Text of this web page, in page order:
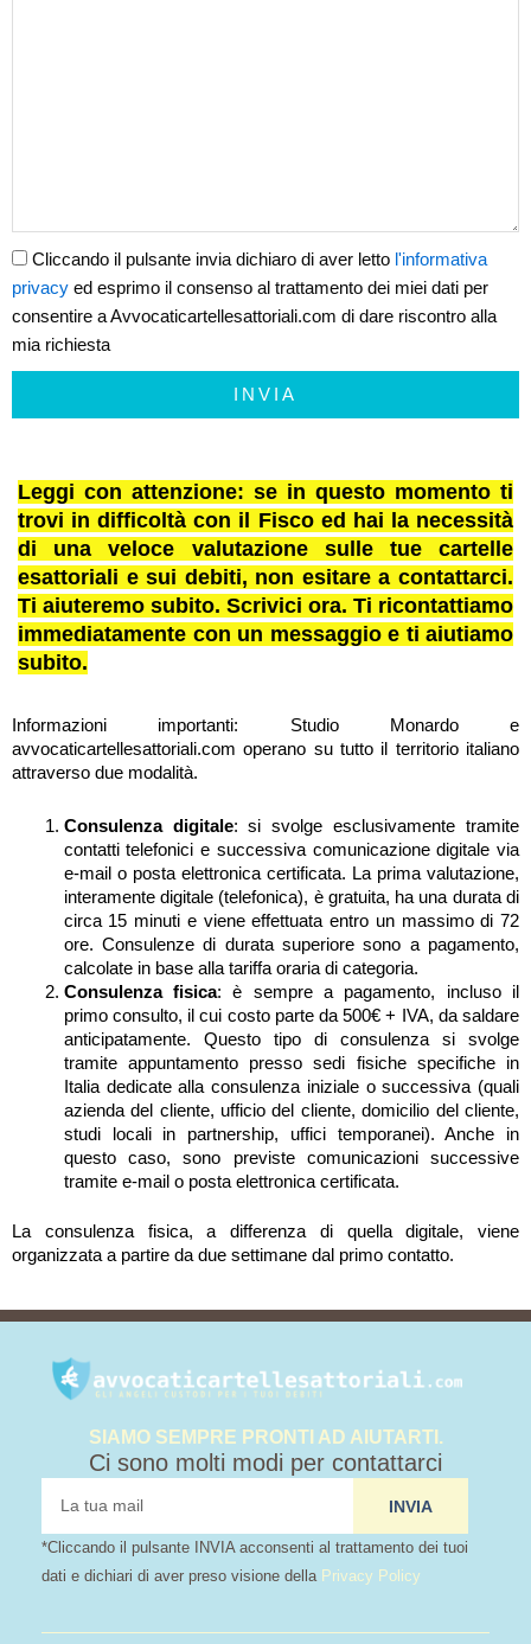
Cliccando il pulsante invia dichiaro di aver letto l'informativa
privacy ed esprimo il consenso al trattamento dei miei dati per
consentire a Avvocaticartellesattoriali.com di dare riscontro alla
mia richiesta
INVIA
Leggi con attenzione: se in questo momento ti
trovi in difficoltà con il Fisco ed hai la necessità
di una veloce valutazione sulle tue cartelle
esattoriali e sui debiti, non esitare a contattarci.
Ti aiuteremo subito. Scrivici ora. Ti ricontattiamo
immediatamente con un messaggio e ti aiutiamo
subito.
Informazioni importanti: Studio Monardo e
avvocaticartellesattoriali.com operano su tutto il territorio italiano
attraverso due modalità.
Consulenza digitale: si svolge esclusivamente tramite
contatti telefonici e successiva comunicazione digitale via
e-mail o posta elettronica certificata. La prima valutazione,
interamente digitale (telefonica), è gratuita, ha una durata di
circa 15 minuti e viene effettuata entro un massimo di 72
ore. Consulenze di durata superiore sono a pagamento,
calcolate in base alla tariffa oraria di categoria.
Consulenza fisica: è sempre a pagamento, incluso il
primo consulto, il cui costo parte da 500€ + IVA, da saldare
anticipatamente. Questo tipo di consulenza si svolge
tramite appuntamento presso sedi fisiche specifiche in
Italia dedicate alla consulenza iniziale o successiva (quali
azienda del cliente, ufficio del cliente, domicilio del cliente,
studi locali in partnership, uffici temporanei). Anche in
questo caso, sono previste comunicazioni successive
tramite e-mail o posta elettronica certificata.
La consulenza fisica, a differenza di quella digitale, viene
organizzata a partire da due settimane dal primo contatto.
SIAMO SEMPRE PRONTI AD AIUTARTI.
Ci sono molti modi per contattarci
INVIA
*Cliccando il pulsante INVIA acconsenti al trattamento dei tuoi
dati e dichiari di aver preso visione della Privacy Policy